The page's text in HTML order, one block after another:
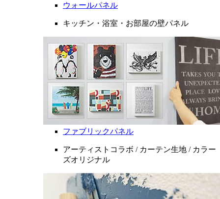
ウォールパネル
キッチン・浴室・お部屋の壁パネル
ファブリックパネル
アーティストコラボ / カーテン生地 / カラー
ズオリジナル